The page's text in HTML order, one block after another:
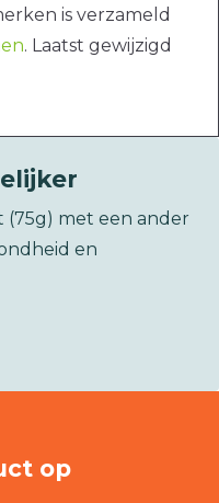
is verzameld
. Laatst gewijzigd
(75g) met een ander
en
op